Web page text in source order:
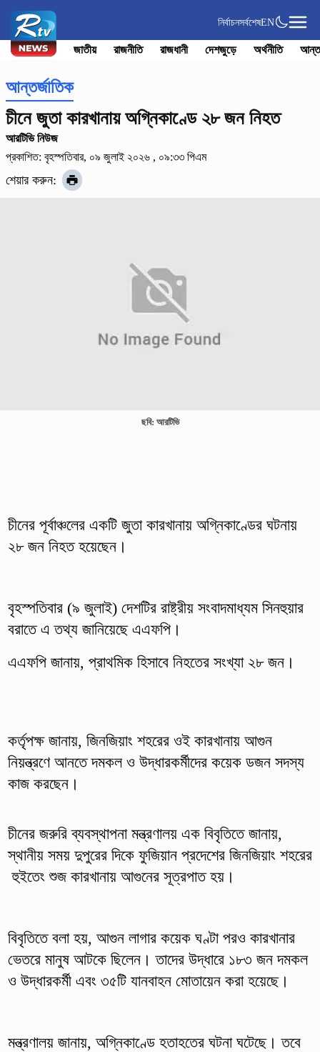
নির্বাচনসর্বশেষEN
জাতীয় রাজনীতি রাজধানী দেশজুড়ে অর্থনীতি
আন্তর্জাতিক
চীনে জুতা কারখানায় অগ্নিকাণ্ডে ২৮ জন নিহত
আরটিভি নিউজ
প্রকাশিত: বৃহস্পতিবার, ০৯ জুলাই ২০২৬ , ০৯:৩৩ পিএম
শেয়ার করুন:
ছবি: আরটিভি
চীনের পূর্বাঞ্চলের একটি জুতা কারখানায় অগ্নিকাণ্ডের ঘটনায়
২৮ জন নিহত হয়েছেন।
বৃহস্পতিবার (৯ জুলাই) দেশটির রাষ্ট্রীয় সংবাদমাধ্যম সিনহুয়ার
বরাতে এ তথ্য জানিয়েছে এএফপি।
এএফপি জানায়, প্রাথমিক হিসাবে নিহতের সংখ্যা ২৮ জন।
কর্তৃপক্ষ জানায়, জিনজিয়াং শহরের ওই কারখানায় আগুন
নিয়ন্ত্রণে আনতে দমকল ও উদ্ধারকর্মীদের কয়েক ডজন সদস্য
কাজ করছেন।
চীনের জরুরি ব্যবস্থাপনা মন্ত্রণালয় এক বিবৃতিতে জানায়,
স্থানীয় সময় দুপুরের দিকে ফুজিয়ান প্রদেশের জিনজিয়াং শহরের
হুইতেং শুজ কারখানায় আগুনের সূত্রপাত হয়।
বিবৃতিতে বলা হয়, আগুন লাগার কয়েক ঘণ্টা পরও কারখানার
ভেতরে মানুষ আটকে ছিলেন। তাদের উদ্ধারে ১৮৩ জন দমকল
ও উদ্ধারকর্মী এবং ৩৫টি যানবাহন মোতায়েন করা হয়েছে।
মন্ত্রণালয় জানায়, অগ্নিকাণ্ডে হতাহতের ঘটনা ঘটেছে। তবে